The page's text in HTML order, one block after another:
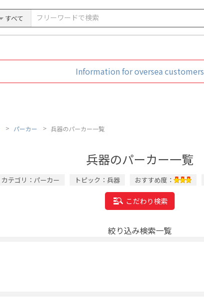
Information for oversea customers
すべて
パーカー 兵器のパーカー一覧
兵器のパーカー一覧
カテゴリ：パーカー トピック：兵器 おすすめ度：
こだわり検索
絞り込み検索一覧